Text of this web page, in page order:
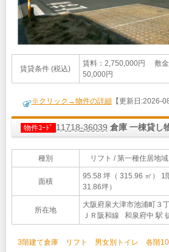
賃貸条件 (税込)
賃料：2,750,000円 敷
50,000円
※クリック→物件の詳細 【更新日:2026-
物件ｺｰﾄﾞ 11718-36039 倉庫 一棟貸し
種別 リフト / 第一種住居地域
面積
95.58 坪（ 315.96 ㎡）
1
31.86坪）
所在地
大阪府泉大津市池浦町３
ＪＲ阪和線 和泉府中 駅
3階建て倉庫 リフト 男女別トイレ 各階